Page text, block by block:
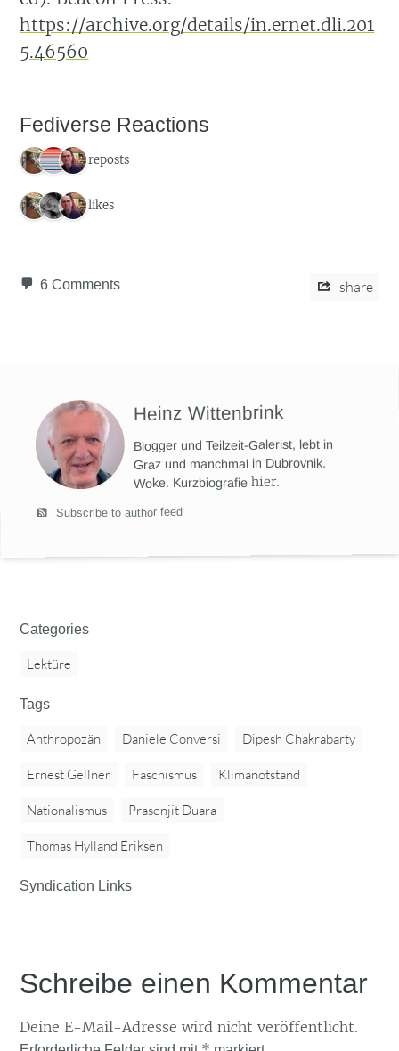
https://archive.org/details/in.ernet.dli.201
5.46560
Fediverse Reactions
3 reposts
3 likes
6 Comments share
Heinz Wittenbrink
Blogger und Teilzeit-Galerist, lebt in
Graz und manchmal in Dubrovnik.
Woke. Kurzbiografiehier.
Subscribe to author feed
Categories
Lektüre
Tags
Anthropozän Daniele Conversi Dipesh Chakrabarty
Ernest Gellner Faschismus Klimanotstand
Nationalismus Prasenjit Duara
Thomas Hylland Eriksen
Syndication Links
Schreibe einen Kommentar
Deine E-Mail-Adresse wird nicht veröffentlicht.